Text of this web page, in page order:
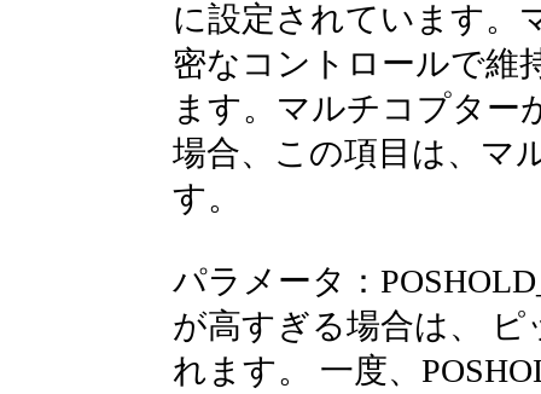
に設定されています。
密なコントロールで維
ます。マルチコプター
場合、この項目は、マ
す。
パラメータ：
が高すぎる場合は、
れます。 一度、